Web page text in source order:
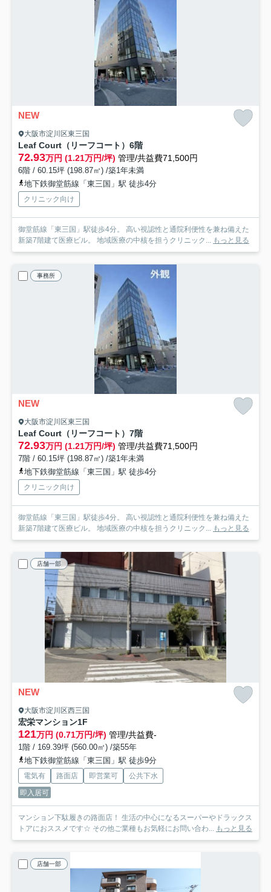
NEW
大阪市淀川区東三国
Leaf Court（リーフコート） 6階
72.93万円 (1.21万円/坪) 管理/共益費71,500円
6階 / 60.15坪 (198.87㎡) /築1年未満
地下鉄御堂筋線「東三国」駅 徒歩4分
クリニック向け
御堂筋線「東三国」駅徒歩4分。 高い視認性と通院利便性を兼ね備えた
新築7階建て医療ビル。 地域医療の中核を担うクリニック... もっと見る
事務所
NEW
大阪市淀川区東三国
Leaf Court（リーフコート） 7階
72.93万円 (1.21万円/坪) 管理/共益費71,500円
7階 / 60.15坪 (198.87㎡) /築1年未満
地下鉄御堂筋線「東三国」駅 徒歩4分
クリニック向け
御堂筋線「東三国」駅徒歩4分。 高い視認性と通院利便性を兼ね備えた
新築7階建て医療ビル。 地域医療の中核を担うクリニック... もっと見る
店舗一部
NEW
大阪市淀川区西三国
宏栄マンション1F
121万円 (0.71万円/坪) 管理/共益費-
1階 / 169.39坪 (560.00㎡) /築55年
地下鉄御堂筋線「東三国」駅 徒歩9分
電気有 路面店 即営業可
公共下水
即入居可
マンション下駄履きの路面店！ 生活の中心になるスーパーやドラックス
トアにおススメです☆ その他ご業種もお気軽にお問い合わ...
もっと見る
店舗一部